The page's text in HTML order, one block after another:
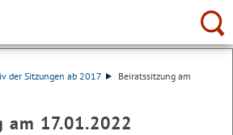
der Sitzungen ab 2017
Beiratssitzung am
17.01.2022